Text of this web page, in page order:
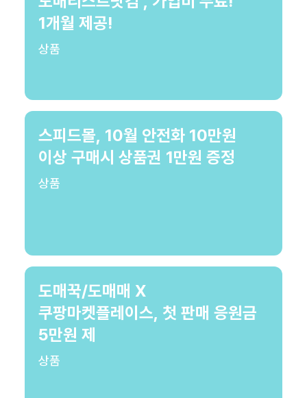
1개월 제공!
상품
스피드몰, 10월 안전화 10만원
이상 구매시 상품권 1만원 증정
상품
도매꾹/도매매 X
쿠팡마켓플레이스, 첫 판매 응원금
5만원 제
상품